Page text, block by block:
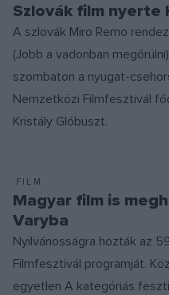
Szlovák film nyerte
A szlovák Miro Remo
(Jobb a vadonban
szombaton a nyugat-
Nemzetközi Filmfesztivál
Kristály Glóbuszt.
FILM
Magyar film is
Varyba
Nyilvánosságra hozták az
Filmfesztivál programját.
egyetlen A kategóriás